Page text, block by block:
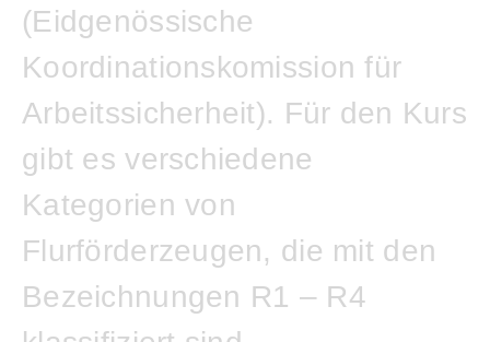
(Eidgenössische
Koordinationskomission für
Arbeitssicherheit). Für den Kurs
gibt es verschiedene
Kategorien von
Flurförderzeugen, die mit den
Bezeichnungen R1 – R4